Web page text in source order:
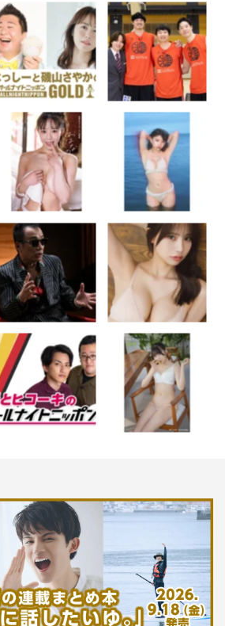
ドラマ、放送中の最新アニメをはじ
ドラマまで、子供から大人まで楽し
最新映画や放送中のテレビドラマの
ルが可能で、新作レンタルには、d
。携帯キャリアを選ばず、誰でも簡
、スマートフォン、タブレット、
無料で視聴できる（31日経過後は
月から月額料金がかかります）。